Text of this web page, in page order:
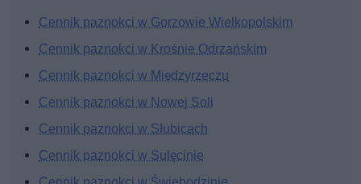
Cennik paznokci w Gorzowie Wielkopolskim
Cennik paznokci w Krośnie Odrzańskim
Cennik paznokci w Międzyrzeczu
Cennik paznokci w Nowej Soli
Cennik paznokci w Słubicach
Cennik paznokci w Sulęcinie